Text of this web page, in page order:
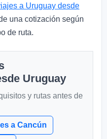
a Uruguay desde
una cotización según
de ruta.
Uruguay
y rutas antes de
a Cancún